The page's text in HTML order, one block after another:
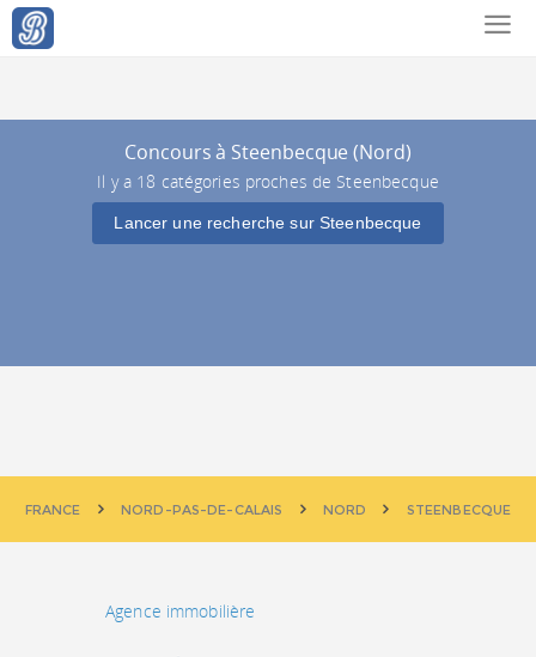
Concours à Steenbecque (Nord)
Il y a 18 catégories proches de Steenbecque
Lancer une recherche sur Steenbecque
FRANCE NORD-PAS-DE-CALAIS NORD STEENBECQUE
Agence immobilière